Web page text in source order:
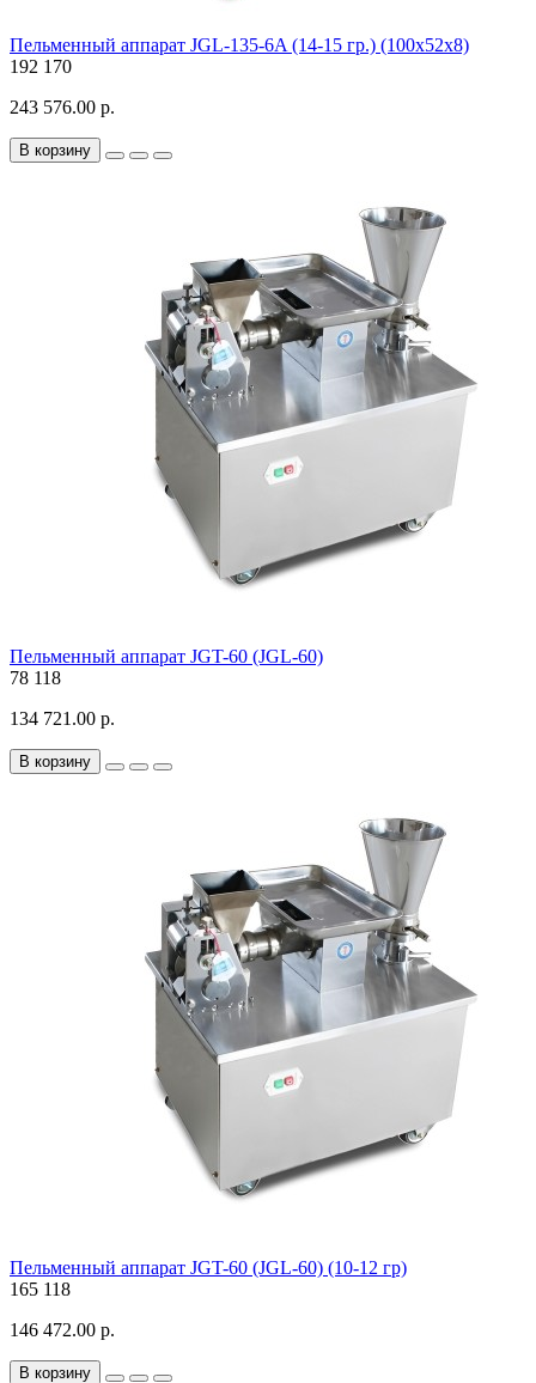
Пельменный аппарат JGL-135-6A (14-15 гр.) (100х52х8)
192 170
243 576.00 р.
В корзину
Пельменный аппарат JGT-60 (JGL-60)
78 118
134 721.00 р.
В корзину
Пельменный аппарат JGT-60 (JGL-60) (10-12 гр)
165 118
146 472.00 р.
В корзину